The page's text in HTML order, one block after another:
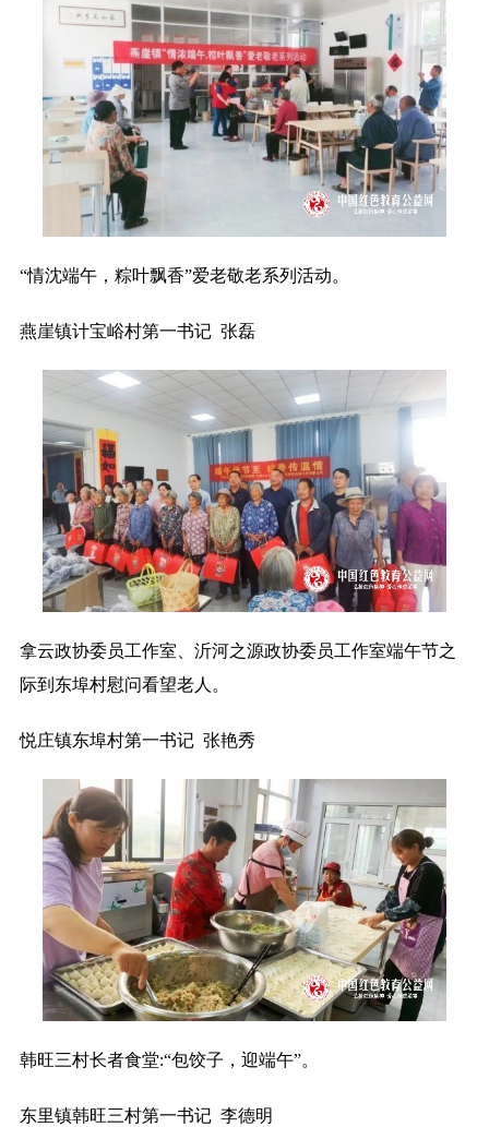
“情沈端午，粽叶飘香”爱老敬老系列活动。
燕崖镇计宝峪村第一书记 张磊
拿云政协委员工作室、沂河之源政协委员工作室端午节之
际到东埠村慰问看望老人。
悦庄镇东埠村第一书记 张艳秀
韩旺三村长者食堂:“包饺子，迎端午”。
东里镇韩旺三村第一书记 李德明